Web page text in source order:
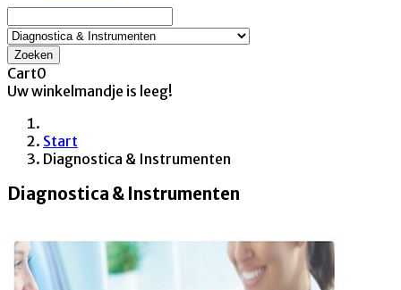
Zoeken
Cart0
Uw winkelmandje is leeg!
Start
Diagnostica & Instrumenten
Diagnostica & Instrumenten